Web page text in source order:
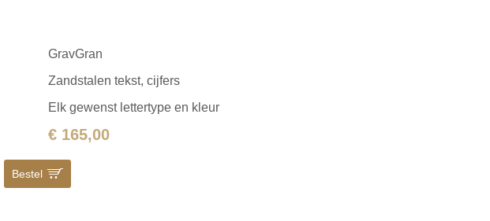
GravGran
Zandstalen tekst, cijfers
Elk gewenst lettertype en kleur
€ 165,00
Bestel